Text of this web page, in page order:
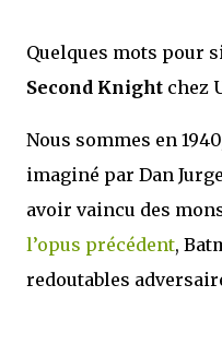
Quelques mots pour
Second Knight chez
Nous sommes en
imaginé par Dan
avoir vaincu des
l’opus précédent,
redoutables